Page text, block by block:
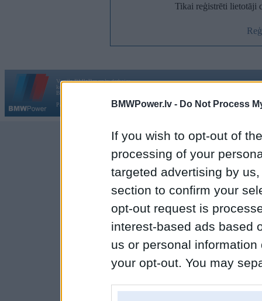
BMWPower.lv - Do Not Process
If you wish to opt-out of
processing of your
targeted advertising by
section to confirm your
opt-out request is
interest-based ads based
us or personal
your opt-out. You may
Tikai reģistrēti lietotāji
Vortāls BMWPower.lv darbojas
kopš 2002. gada 14. maija. Tas nav auto klubs un nav saistīts ar
BMW AG.
Par BMWPower
Kontakti | Reklāma